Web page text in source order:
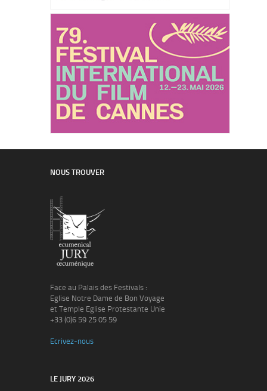
NOUS TROUVER
Face au Palais des Festivals :
Eglise Notre Dame de Bon Voyage
et Temple Eglise Protestante Unie
+33 (0)6 59 25 05 59
Ecrivez-nous
LE JURY 2026